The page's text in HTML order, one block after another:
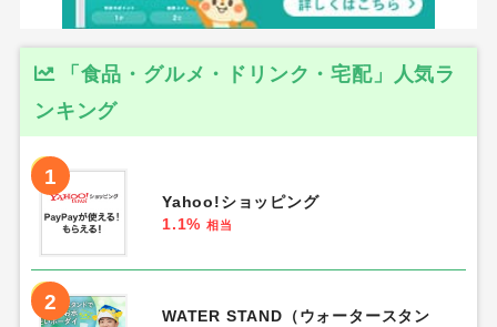
「食品・グルメ・ドリンク・宅配」人気ラ
ンキング
1
Yahoo!ショッピング
1.1% 相当
2
WATER STAND（ウォータースタン